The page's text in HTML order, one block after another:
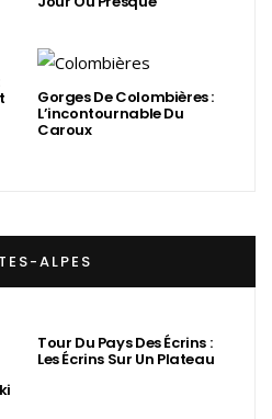
Gorges De Colombières :
L’incontournable Du
Caroux
ALPES
Tour Du Pays Des Écrins :
Les Écrins Sur Un Plateau